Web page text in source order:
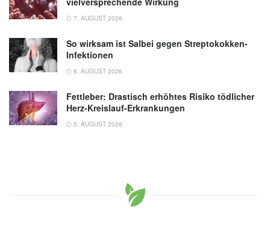
7. AUGUST 2026
So wirksam ist Salbei gegen Streptokokken-
Infektionen
6. AUGUST 2026
Fettleber: Drastisch erhöhtes Risiko tödlicher
Herz-Kreislauf-Erkrankungen
5. AUGUST 2026